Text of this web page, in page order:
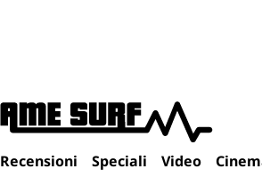
Recensioni Speciali Video